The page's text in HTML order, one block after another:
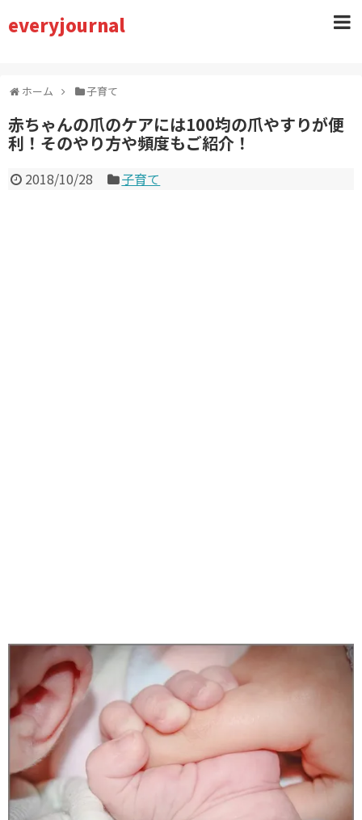
everyjournal
ホーム 子育て
赤ちゃんの爪のケアには100均の爪やすりが便
利！そのやり方や頻度もご紹介！
2018/10/28 子育て